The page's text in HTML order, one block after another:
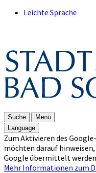
Leichte Sprache
Suche
Menü
Language
Zum Aktivieren des
möchten darauf
Google übermittelt
Mehr Informationen zum